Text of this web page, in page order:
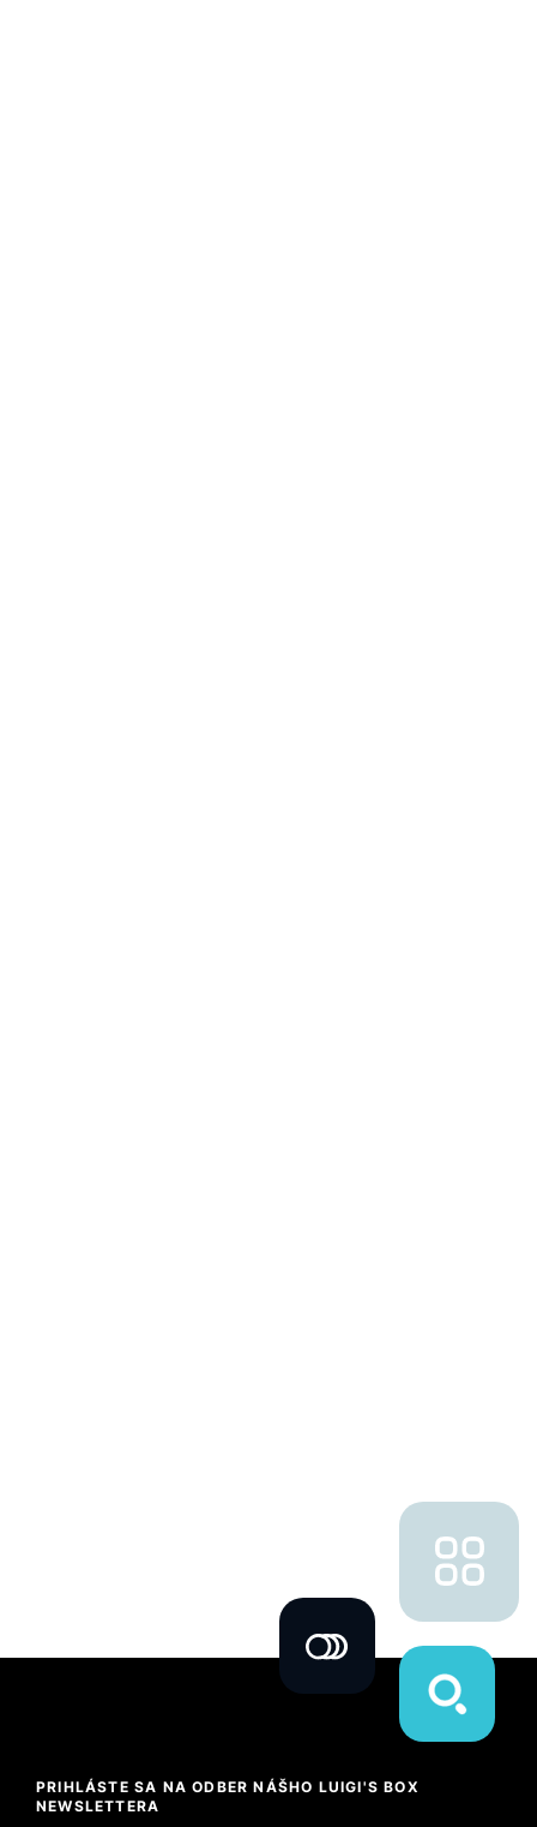
PRIHLÁSTE SA NA ODBER NÁŠHO LUIGI'S BOX
NEWSLETTERA